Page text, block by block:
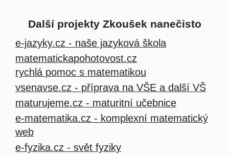
Další projekty Zkoušek nanečisto
e-jazyky.cz - naše jazyková škola
matematickapohotovost.cz
rychlá pomoc s matematikou
vsenavse.cz - příprava na VŠE a další VŠ
maturujeme.cz - maturitní učebnice
e-matematika.cz - komplexní matematický
web
e-fyzika.cz - svět fyziky